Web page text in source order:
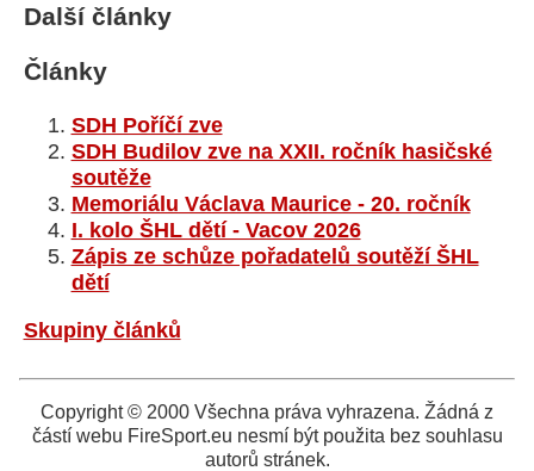
Další články
Články
SDH Poříčí zve
SDH Budilov zve na XXII. ročník hasičské
soutěže
Memoriálu Václava Maurice - 20. ročník
I. kolo ŠHL dětí - Vacov 2026
Zápis ze schůze pořadatelů soutěží ŠHL
dětí
Skupiny článků
Copyright © 2000 Všechna práva vyhrazena. Žádná z
částí webu FireSport.eu nesmí být použita bez souhlasu
autorů stránek.